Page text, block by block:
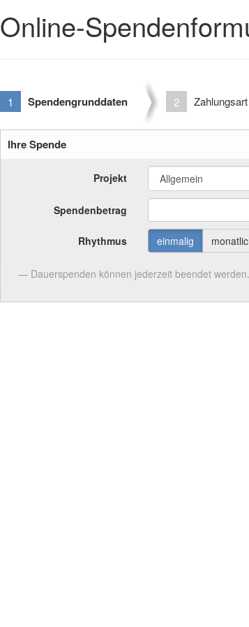
Online-
1 Spendengrunddaten 2
Ihre Spende
Projekt
Spendenbetrag
Rhythmus einmalig
Dauerspenden können jederzeit beendet werden.